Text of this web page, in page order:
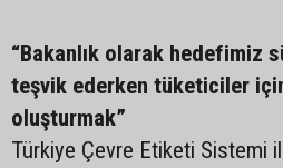
“Bakanlık olarak hedefimiz
teşvik ederken tüketiciler
oluşturmak”
Türkiye Çevre Etiketi Sistemi